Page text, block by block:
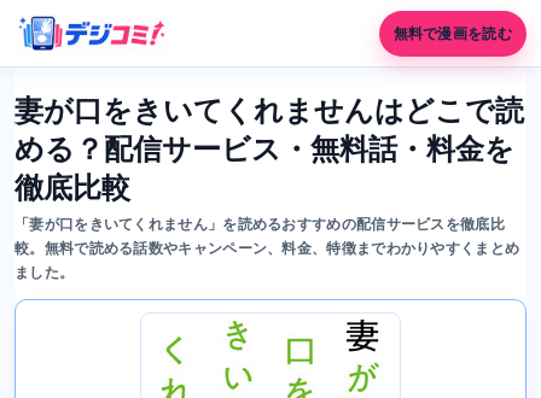
無料で漫画を読む
妻が口をきいてくれませんはどこで読
める？配信サービス・無料話・料金を
徹底比較
「妻が口をきいてくれません」を読めるおすすめの配信サービスを徹底比
較。無料で読める話数やキャンペーン、料金、特徴までわかりやすくまとめ
ました。